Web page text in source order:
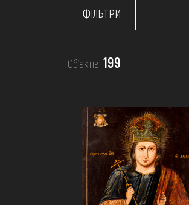
ПОСЛУГИ
ФІЛЬТРИ
Об’єктів: 199